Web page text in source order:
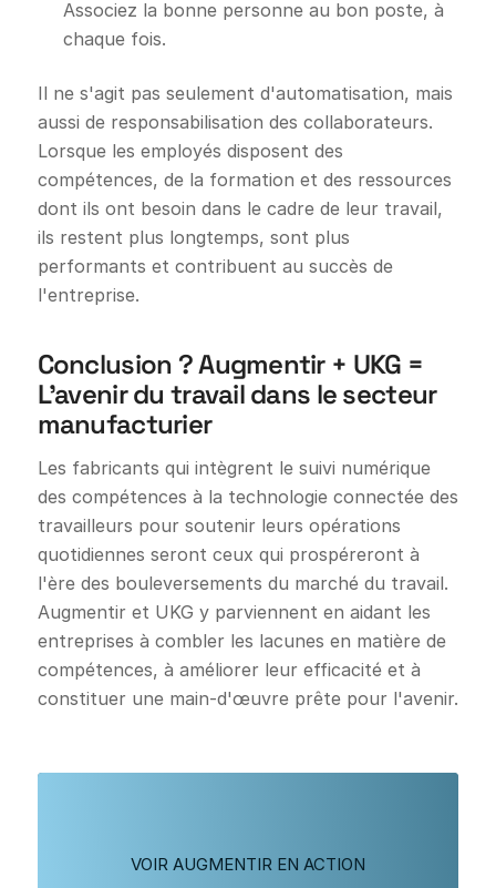
Associez la bonne personne au bon poste, à
chaque fois.
Il ne s'agit pas seulement d'automatisation, mais
aussi de responsabilisation des collaborateurs.
Lorsque les employés disposent des
compétences, de la formation et des ressources
dont ils ont besoin dans le cadre de leur travail,
ils restent plus longtemps, sont plus
performants et contribuent au succès de
l'entreprise.
Conclusion ? Augmentir + UKG =
L'avenir du travail dans le secteur
manufacturier
Les fabricants qui intègrent le suivi numérique
des compétences à la technologie connectée des
travailleurs pour soutenir leurs opérations
quotidiennes seront ceux qui prospéreront à
l'ère des bouleversements du marché du travail.
Augmentir et UKG y parviennent en aidant les
entreprises à combler les lacunes en matière de
compétences, à améliorer leur efficacité et à
constituer une main-d'œuvre prête pour l'avenir.
VOIR AUGMENTIR EN ACTION